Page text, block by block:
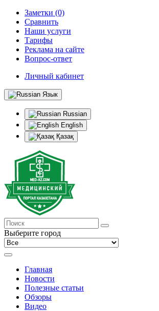
Заметки (0)
Сравнить
Наши услуги
Тарифы
Реклама на сайте
Вопрос-ответ
Личный кабинет
Язык
Russian
English
Қазақ
Выберите город
Главная
Новости
Полезные статьи
Обзоры
Видео